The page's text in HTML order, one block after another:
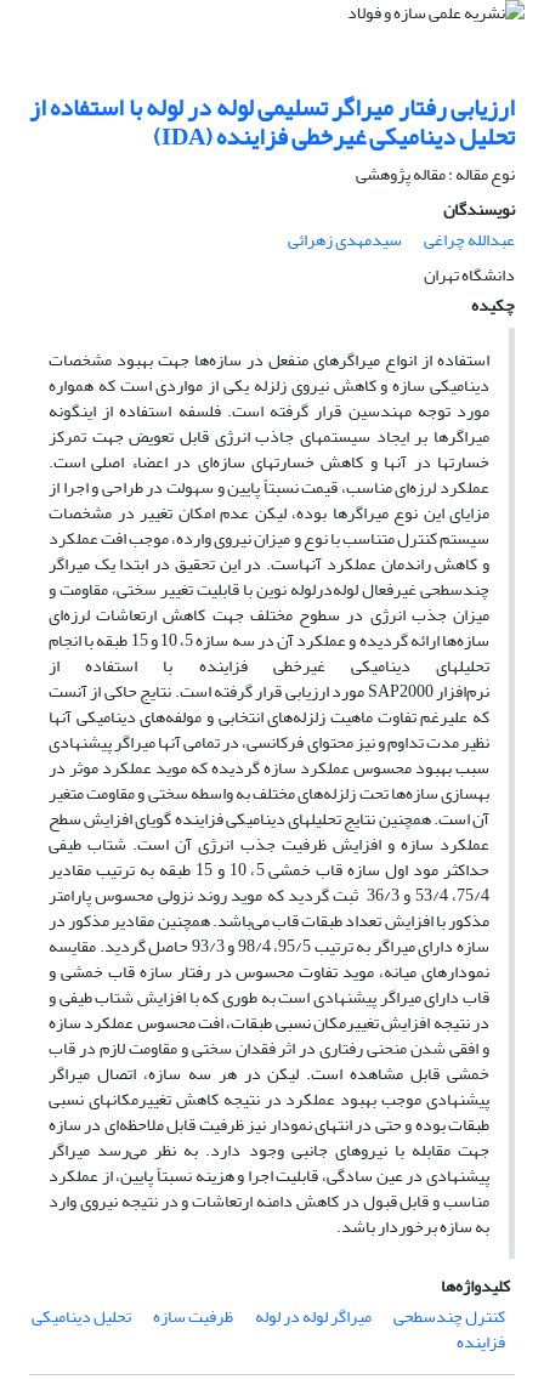
ارزیابی رفتار میراگر تسلیمی لوله در لوله با استفاده از
تحلیل دینامیکی غیرخطی فزاینده (IDA)
نوع مقاله : مقاله پژوهشی
نویسندگان
عبدالله چراغی
سیدمهدی زهرائی
دانشگاه تهران
چکیده
استفاده از انواع میراگرهای منفعل در سازه‌ها جهت بهبود مشخصات
دینامیکی سازه و کاهش نیروی زلزله یکی از مواردی است که همواره
مورد توجه مهندسین قرار گرفته است. فلسفه استفاده از اینگونه
میراگرها بر ایجاد سیستمهای جاذب انرژی قابل تعویض جهت تمرکز
خسارتها در آنها و کاهش خسارتهای سازه‌ای در اعضاء اصلی است.
عملکرد لرزه‌ای مناسب، قیمت نسبتاً پایین و سهولت در طراحی و اجرا از
مزایای این نوع میراگرها بوده، لیکن عدم امکان تغییر در مشخصات
سیستم کنترل متناسب با نوع و میزان نیروی وارده، موجب افت عملکرد
و کاهش راندمان عملکرد آنهاست. در این تحقیق در ابتدا یک میراگر
چندسطحی غیرفعال لوله‌در‌لوله نوین با قابلیت تغییر سختی، مقاومت و
میزان جذب انرژی در سطوح مختلف جهت کاهش ارتعاشات لرزه‌ای
سازه‌ها ارائه گردیده و عملکرد آن در سه سازه 5، 10 و 15 طبقه با انجام
تحلیلهای دینامیکی غیرخطی فزاینده با استفاده از
نرم‌افزارSAP2000مورد ارزیابی قرار گرفته است. نتایج حاکی از آنست
که علیرغم تفاوت ماهیت زلزله‌های انتخابی و مولفه‌های دینامیکی آنها
نظیر مدت تداوم و نیز محتوای فرکانسی، در تمامی آنها میراگر پیشنهادی
سبب بهبود محسوس عملکرد سازه گردیده که موید عملکرد موثر در
بهسازی سازه‌ها تحت زلزله‌های مختلف به واسطه سختی و مقاومت متغیر
آن است. همچنین نتایج تحلیلهای دینامیکی فزاینده گویای افزایش سطح
عملکرد سازه و افزایش ظرفیت جذب انرژی آن است. شتاب طیفی
حداکثر مود اول سازه قاب خمشی 5، 10 و 15 طبقه به ترتیب مقادیر
75/4، 53/4 و 36/3 ثبت گردید که موید روند نزولی محسوس پارامتر
مذکور با افزایش تعداد طبقات قاب می‌باشد. همچنین مقادیر مذکور در
سازه دارای میراگر به ترتیب 95/5، 98/4 و 93/3 حاصل گردید. مقایسه
نمودارهای میانه، موید تفاوت محسوس در رفتار سازه قاب خمشی و
قاب دارای میراگر پیشنهادی است به طوری که با افزایش شتاب طیفی و
در نتیجه افزایش تغییرمکان نسبی طبقات، افت محسوس عملکرد سازه
و افقی شدن منحنی رفتاری در اثر فقدان سختی و مقاومت لازم در قاب
خمشی قابل مشاهده است. لیکن در هر سه سازه، اتصال میراگر
پیشنهادی موجب بهبود عملکرد در نتیجه کاهش تغییرمکانهای نسبی
طبقات بوده و حتی در انتهای نمودار نیز ظرفیت قابل ملاحظه‌ای در سازه
جهت مقابله با نیروهای جانبی وجود دارد. به نظر می‌رسد میراگر
پیشنهادی در عین سادگی، قابلیت اجرا و هزینه نسبتاً پایین، از عملکرد
مناسب و قابل قبول در کاهش دامنه ارتعاشات و در نتیجه نیروی وارد
به سازه برخوردار باشد.
کلیدواژه‌ها
کنترل چندسطحی
میراگر لوله در لوله ظرفیت سازه تحلیل دینامیکی
فزاینده